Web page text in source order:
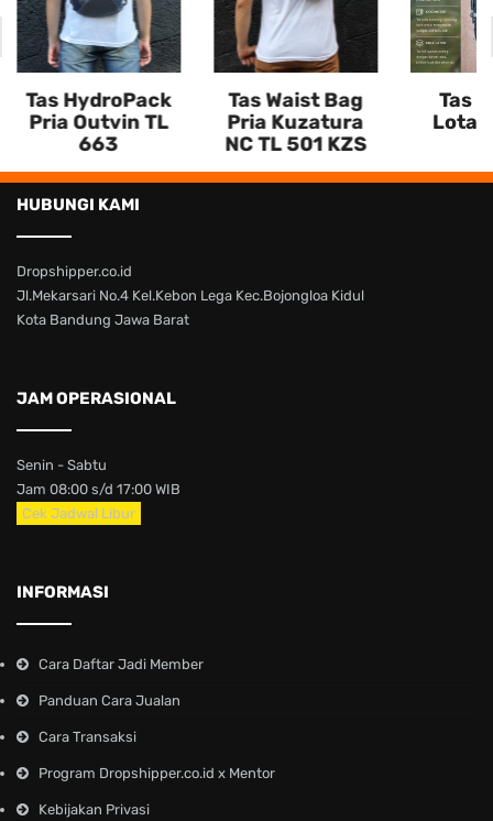
Tas HydroPack
Pria Outvin TL
663
Tas Waist Bag
Pria Kuzatura
NC TL 501 KZS
Tas
Lotas
HUBUNGI KAMI
Dropshipper.co.id
Jl.Mekarsari No.4 Kel.Kebon Lega Kec.Bojongloa Kidul
Kota Bandung Jawa Barat
JAM OPERASIONAL
Senin - Sabtu
Jam 08:00 s/d 17:00 WIB
Cek Jadwal Libur
INFORMASI
Cara Daftar Jadi Member
Panduan Cara Jualan
Cara Transaksi
Program Dropshipper.co.id x Mentor
Kebijakan Privasi